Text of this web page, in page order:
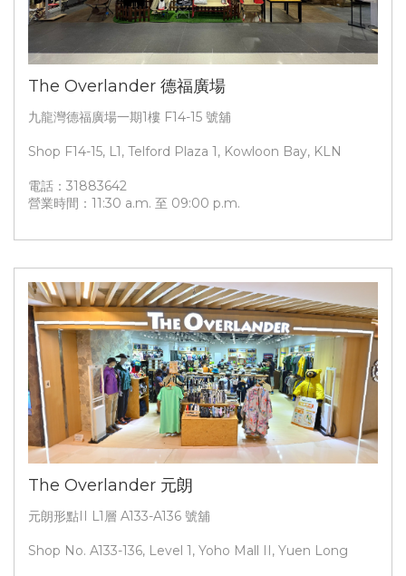
The Overlander 德福廣場
九龍灣德福廣場一期1樓 F14-15 號舖
Shop F14-15, L1, Telford Plaza 1, Kowloon Bay, KLN
電話：31883642
營業時間：11:30 a.m. 至 09:00 p.m.
The Overlander 元朗
元朗形點II L1層 A133-A136 號舖
Shop No. A133-136, Level 1, Yoho Mall II, Yuen Long